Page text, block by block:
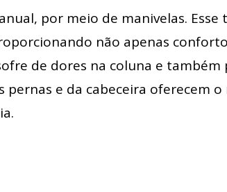
por meio de manivelas. Esse
não apenas
de dores na coluna e também
e da cabeceira oferecem